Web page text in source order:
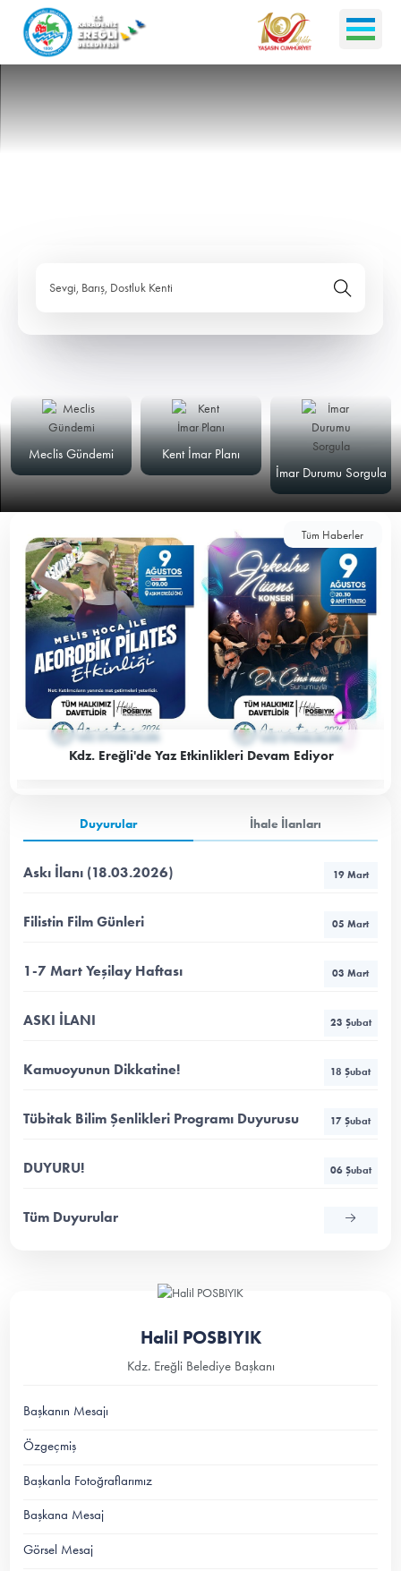
Sevgi, Barış, Dostluk Kenti
Meclis Gündemi
Kent İmar Planı
İmar Durumu Sorgula
Tüm Haberler
Kdz. Ereğli'de Yaz Etkinlikleri Devam Ediyor
Duyurular İhale İlanları
Askı İlanı (18.03.2026) 19 Mart
Filistin Film Günleri 05 Mart
1-7 Mart Yeşilay Haftası 03 Mart
ASKI İLANI 23 Şubat
Kamuoyunun Dikkatine! 18 Şubat
Tübitak Bilim Şenlikleri Programı Duyurusu 17 Şubat
DUYURU! 06 Şubat
Tüm Duyurular
Halil POSBIYIK
Kdz. Ereğli Belediye Başkanı
Başkanın Mesajı
Özgeçmiş
Başkanla Fotoğraflarımız
Başkana Mesaj
Görsel Mesaj